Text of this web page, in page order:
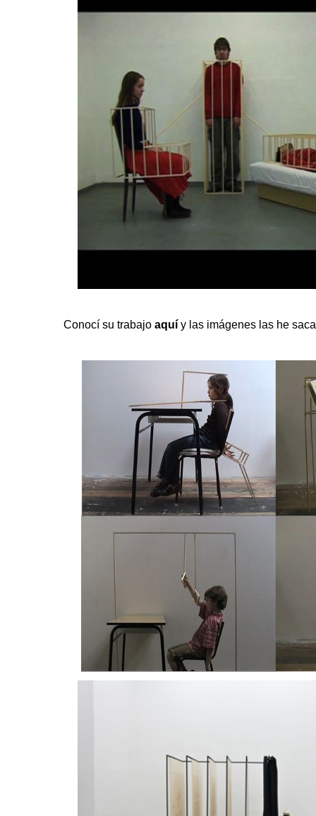
Conocí su trabajo aquí y las imágenes las he